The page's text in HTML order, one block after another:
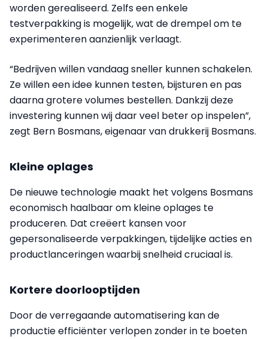
worden gerealiseerd. Zelfs een enkele
testverpakking is mogelijk, wat de drempel om te
experimenteren aanzienlijk verlaagt.
“Bedrijven willen vandaag sneller kunnen schakelen.
Ze willen een idee kunnen testen, bijsturen en pas
daarna grotere volumes bestellen. Dankzij deze
investering kunnen wij daar veel beter op inspelen”,
zegt Bern Bosmans, eigenaar van drukkerij Bosmans.
Kleine oplages
De nieuwe technologie maakt het volgens Bosmans
economisch haalbaar om kleine oplages te
produceren. Dat creëert kansen voor
gepersonaliseerde verpakkingen, tijdelijke acties en
productlanceringen waarbij snelheid cruciaal is.
Kortere doorlooptijden
Door de verregaande automatisering kan de
productie efficiënter verlopen zonder in te boeten